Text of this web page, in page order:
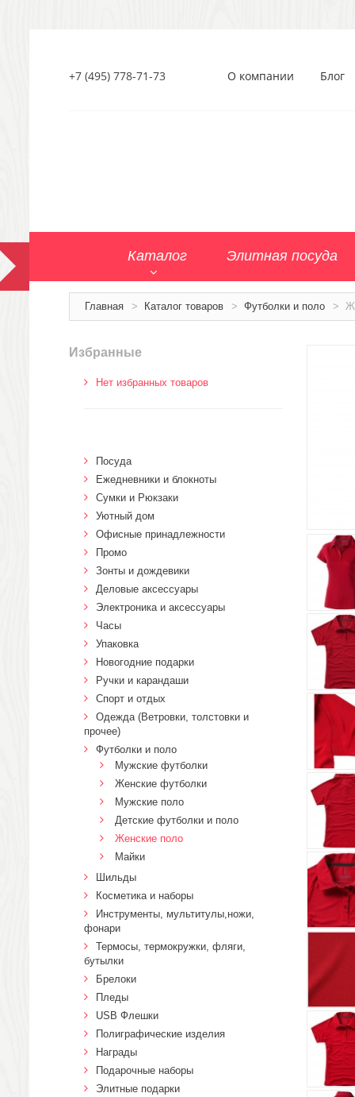
+7 (495) 778-71-73 О компании Блог
Каталог Элитная посуда
Главная > Каталог товаров > Футболки и поло >
Избранные
Нет избранных товаров
Посуда
Ежедневники и блокноты
Сумки и Рюкзаки
Уютный дом
Офисные принадлежности
Промо
Зонты и дождевики
Деловые аксессуары
Электроника и аксессуары
Часы
Упаковка
Новогодние подарки
Ручки и карандаши
Спорт и отдых
Одежда (Ветровки, толстовки и
прочее)
Футболки и поло
Мужские футболки
Женские футболки
Мужские поло
Детские футболки и поло
Женские поло
Майки
Шильды
Косметика и наборы
Инструменты, мультитулы,ножи,
фонари
Термосы, термокружки, фляги,
бутылки
Брелоки
Пледы
USB Флешки
Полиграфические изделия
Награды
Подарочные наборы
Элитные подарки